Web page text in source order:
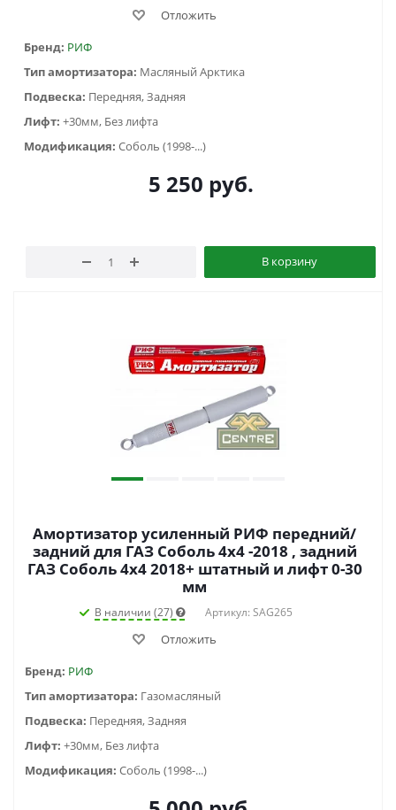
Отложить
Бренд: РИФ
Тип амортизатора: Масляный Арктика
Подвеска: Передняя, Задняя
Лифт: +30мм, Без лифта
Модификация: Соболь (1998-...)
5 250 руб.
В корзину
Амортизатор усиленный РИФ передний/
задний для ГАЗ Соболь 4х4 -2018 , задний
ГАЗ Соболь 4х4 2018+ штатный и лифт 0-30
мм
В наличии (27) Артикул: SAG265
Отложить
Бренд: РИФ
Тип амортизатора: Газомасляный
Подвеска: Передняя, Задняя
Лифт: +30мм, Без лифта
Модификация: Соболь (1998-...)